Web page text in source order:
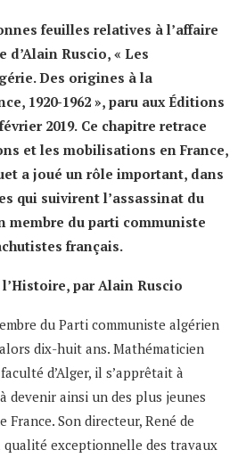
feuilles relatives à l’affaire
d’Alain Ruscio, « Les
Des origines à la
1920-1962 », paru aux Éditions
2019. Ce chapitre retrace
et les mobilisations en France,
a joué un rôle important, dans
qui suivirent l’assassinat du
membre du parti communiste
français.
par Alain Ruscio
du Parti communiste algérien
dix-huit ans. Mathématicien
d’Alger, il s’apprêtait à
devenir ainsi un des plus jeunes
France. Son directeur, René de
qualité exceptionnelle des travaux